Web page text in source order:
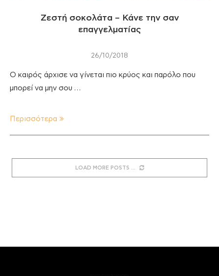
Ζεστή σοκολάτα – Κάνε την σαν
επαγγελματίας
26/10/2018
Ο καιρός άρχισε να γίνεται πιο κρύος και παρόλο που
μπορεί να μην σου …
Περισσότερα
LOAD MORE POSTS